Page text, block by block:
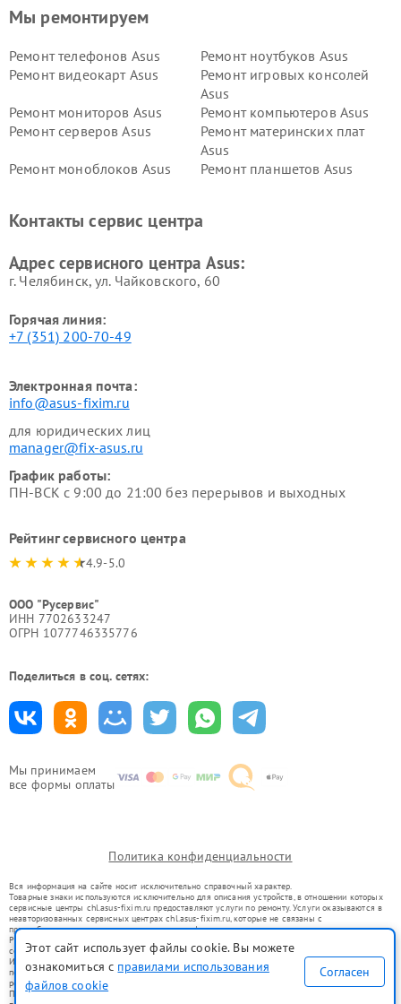
Мы принимаем
все формы оплаты
Мы ремонтируем
Ремонт телефонов Asus
Ремонт ноутбуков Asus
Ремонт видеокарт Asus
Ремонт игровых консолей
Asus
Ремонт мониторов Asus
Ремонт компьютеров Asus
Ремонт серверов Asus
Ремонт материнских плат
Asus
Ремонт моноблоков Asus
Ремонт планшетов Asus
Контакты сервис центра
Адрес сервисного центра Asus:
г. Челябинск, ул. Чайковского, 60
Горячая линия:
+7 (351) 200-70-49
Электронная почта:
info@asus-fixim.ru
для юридических лиц
manager@fix-asus.ru
График работы:
ПН-ВСК с 9:00 до 21:00 без перерывов и выходных
Рейтинг сервисного центра
4.9-5.0
ООО "Русервис"
ИНН 7702633247
ОГРН 1077746335776
Поделиться в соц. сетях:
Политика конфиденциальности
Вся информация на сайте носит исключительно справочный характер.
Товарные знаки используются исключительно для описания устройств, в отношении которых
сервисные центры chl.asus-fixim.ru предоставляют услуги по ремонту. Услуги оказываются в
неавторизованных сервисных центрах chl.asus-fixim.ru, которые не связаны с
правообладателями товарных знаков или их официальными представителями.
Ремонт осуществляется для устройств, уже введенных в гражданский оборот в соответствии
со статьей 1487 ГК РФ.
Использование товарных знаков не преследует цели индивидуализации услуг или введения
потребителей в заблуждение, а служит для информирования о предоставляемых услугах по
ремонту техники указанных брендов.
Представленная на сайте информация не является публичной офертой, определяемой
Этот сайт использует файлы cookie. Вы можете
ознакомиться с правилами использования
файлов cookie
Согласен